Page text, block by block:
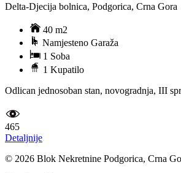
Delta-Djecija bolnica, Podgorica, Crna Gora
40 m2
Namjesteno Garaža
1 Soba
1 Kupatilo
Odlican jednosoban stan, novogradnja, III
465
Detaljnije
© 2026 Blok Nekretnine Podgorica, Crna